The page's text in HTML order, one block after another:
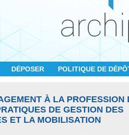
DÉPOSER POLITIQUE DE
À LA PROFESSION
DE GESTION DES
ET LA MOBILISATION